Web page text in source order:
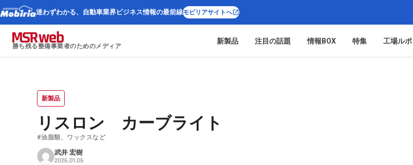
迷わずわかる、 自動車業界ビジネス情報の最前線モビリアサイトへ
勝ち残る整備事業者のためのメディア
新製品 注目の話題 情報BOX 特集 工場ルポ
新製品
リスロン カーブライト
#油脂類、ワックスなど
武井 宏樹
2026.01.06